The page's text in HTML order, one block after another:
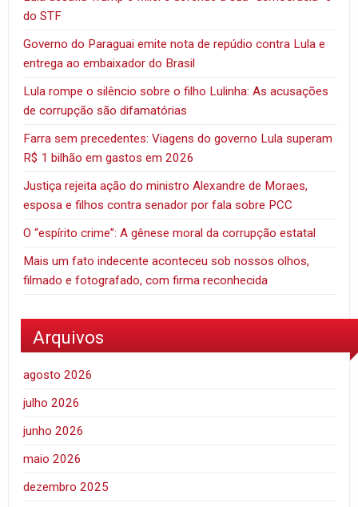
do STF
Governo do Paraguai emite nota de repúdio contra Lula e
entrega ao embaixador do Brasil
Lula rompe o silêncio sobre o filho Lulinha: As acusações
de corrupção são difamatórias
Farra sem precedentes: Viagens do governo Lula superam
R$ 1 bilhão em gastos em 2026
Justiça rejeita ação do ministro Alexandre de Moraes,
esposa e filhos contra senador por fala sobre PCC
O “espírito crime”: A gênese moral da corrupção estatal
Mais um fato indecente aconteceu sob nossos olhos,
filmado e fotografado, com firma reconhecida
Arquivos
agosto 2026
julho 2026
junho 2026
maio 2026
dezembro 2025